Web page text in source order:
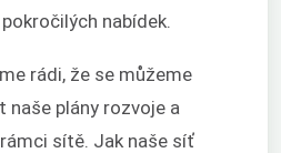
nabídek.
rádi, že se můžeme
plány rozvoje a
sítě. Jak naše síť